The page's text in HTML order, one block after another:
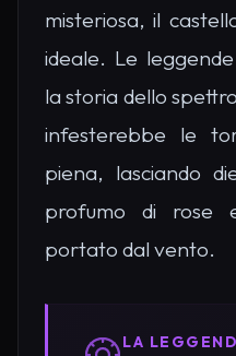
misteriosa, il
ideale. Le
la storia dello
infesterebbe le
piena, lasciando
profumo di rose
portato dal vento.
LA